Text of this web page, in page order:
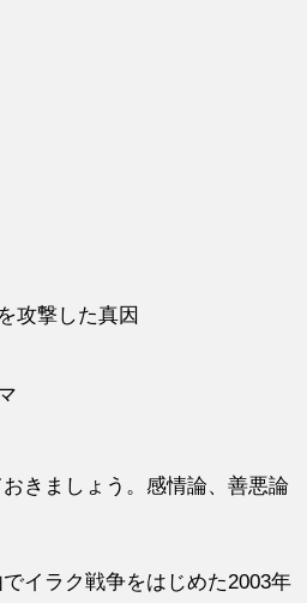
攻撃した真因
きましょう。感情論、善悪論
イラク戦争をはじめた2003年